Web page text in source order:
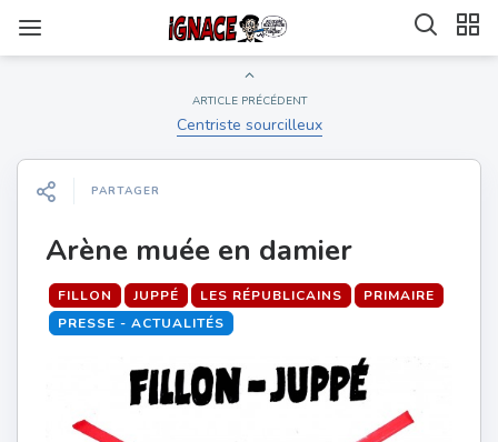
ARTICLE PRÉCÉDENT
Centriste sourcilleux
PARTAGER
Arène muée en damier
FILLON JUPPÉ LES RÉPUBLICAINS
PRIMAIRE
PRESSE - ACTUALITÉS